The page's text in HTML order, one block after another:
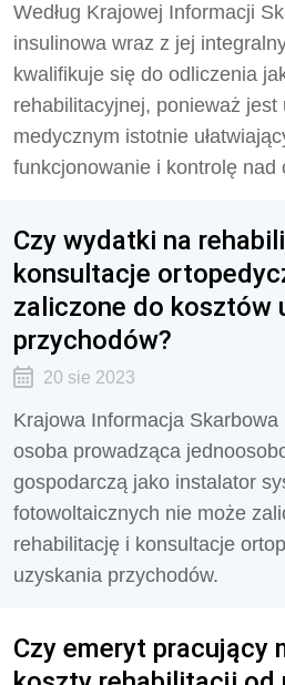
Według Krajowej Informacji
insulinowa wraz z jej
kwalifikuje się do odliczenia
rehabilitacyjnej, ponieważ jest
medycznym istotnie
funkcjonowanie i kontrolę nad
Czy wydatki na
konsultacje
zaliczone do kosztów
przychodów?
20 sie 2023
Krajowa Informacja
osoba prowadząca
gospodarczą jako instalator
fotowoltaicznych nie może
rehabilitację i konsultacje
uzyskania przychodów.
Czy emeryt pracujący